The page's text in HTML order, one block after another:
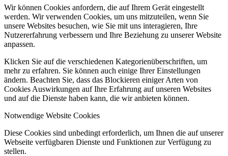
Wir können Cookies anfordern, die auf Ihrem Gerät eingestellt
werden. Wir verwenden Cookies, um uns mitzuteilen, wenn Sie
unsere Websites besuchen, wie Sie mit uns interagieren, Ihre
Nutzererfahrung verbessern und Ihre Beziehung zu unserer Website
anpassen.
Klicken Sie auf die verschiedenen Kategorienüberschriften, um
mehr zu erfahren. Sie können auch einige Ihrer Einstellungen
ändern. Beachten Sie, dass das Blockieren einiger Arten von
Cookies Auswirkungen auf Ihre Erfahrung auf unseren Websites
und auf die Dienste haben kann, die wir anbieten können.
Notwendige Website Cookies
Diese Cookies sind unbedingt erforderlich, um Ihnen die auf unserer
Webseite verfügbaren Dienste und Funktionen zur Verfügung zu
stellen.